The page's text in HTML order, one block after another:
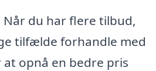
Når du har flere tilbud,
tilfælde forhandle med
opnå en bedre pris